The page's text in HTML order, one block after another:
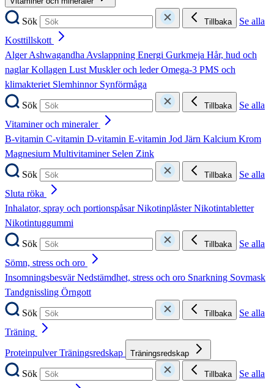
Sök Tillbaka
Se alla
Kosttillskott
AlgerAshwagandhaAvslappning Energi Gurkmeja Hår, hud och
naglarKollagen LustMuskler och lederOmega-3 PMS och
klimakteriet Slemhinnor Synförmåga
Sök
Tillbaka
Se alla
Vitaminer och mineraler
B-vitamin C-vitamin D-vitamin E-vitamin Jod Järn Kalcium Krom
Magnesium Multivitaminer Selen Zink
Sök
Tillbaka
Se alla
Sluta röka
Inhalator, spray och portionspåsarNikotinplåsterNikotintabletter
Nikotintuggummi
Sök
Tillbaka
Se alla
Sömn, stress och oro
InsomningsbesvärNedstämdhet, stress och oro Snarkning Sovmask
Tandgnissling Örngott
Sök
Tillbaka
Se alla
Träning
ProteinpulverTräningsredskap Träningsredskap
Sök Tillbaka
Se alla